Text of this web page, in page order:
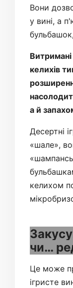
Вони
у вині, а
келихів
а й
Десертні
«шале»,
келихом
чи…
Це може
ігристе